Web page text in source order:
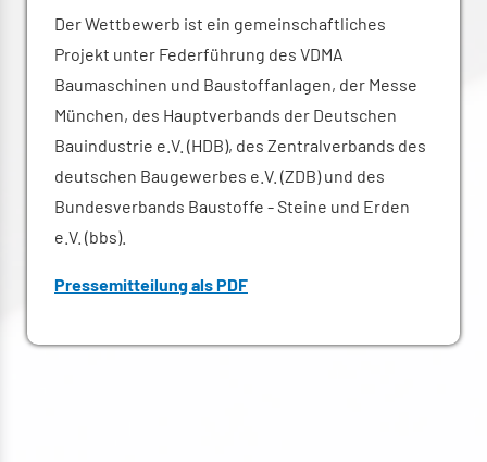
Der Wettbewerb ist ein gemeinschaftliches
Projekt unter Federführung des VDMA
Baumaschinen und Baustoffanlagen, der Messe
München, des Hauptverbands der Deutschen
Bauindustrie e.V. (HDB), des Zentralverbands des
deutschen Baugewerbes e.V. (ZDB) und des
Bundesverbands Baustoffe - Steine und Erden
e.V. (bbs).
Pressemitteilung als PDF